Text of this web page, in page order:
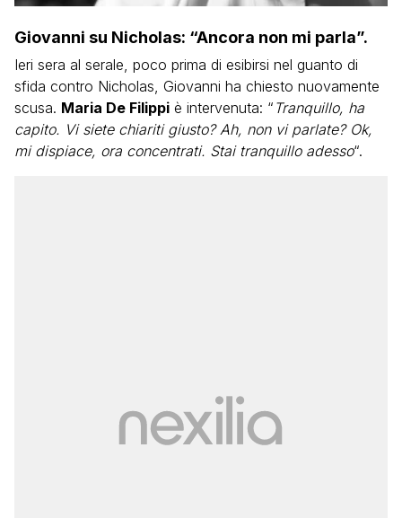
Giovanni su Nicholas: “Ancora non mi parla”.
Ieri sera al serale, poco prima di esibirsi nel guanto di
sfida contro Nicholas, Giovanni ha chiesto nuovamente
scusa. Maria De Filippi è intervenuta: “ Tranquillo, ha
capito. Vi siete chiariti giusto? Ah, non vi parlate? Ok,
mi dispiace, ora concentrati. Stai tranquillo adesso“.